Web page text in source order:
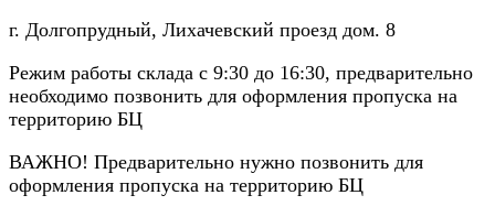
г. Долгопрудный, Лихачевский проезд дом. 8
Режим работы склада с 9:30 до 16:30, предварительно
необходимо позвонить для оформления пропуска на
территорию БЦ
ВАЖНО! Предварительно нужно позвонить для
оформления пропуска на территорию БЦ